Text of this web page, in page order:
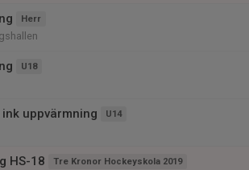
Herr
U18
ink uppvärmning U14
HS-18 Tre Kronor Hockeyskola 2019